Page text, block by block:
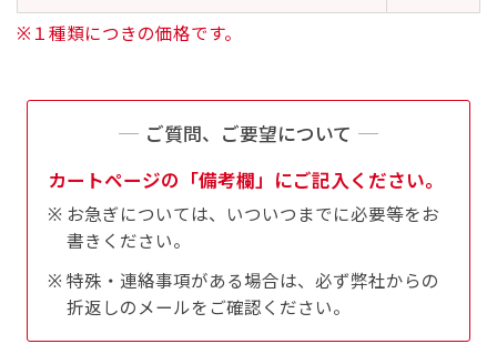
※１種類につきの価格です。
ご質問、ご要望について
カートページの「備考欄」にご記入ください。
お急ぎについては、いついつまでに必要等をお
書きください。
特殊・連絡事項がある場合は、必ず弊社からの
折返しのメールをご確認ください。
ジャンボ(90x270)
遠くからでも視認しやすいジャンボサイズです。
駐車場などのスペースに余裕がある場所で大々的
4mまたは5mのポールが必要です。
ジャンボ(270x90)
遠くからでも視認しやすいジャンボサイズです。
駐車場などのスペースに余裕がある場所で大々的
4mまたは5mのポールが必要です。